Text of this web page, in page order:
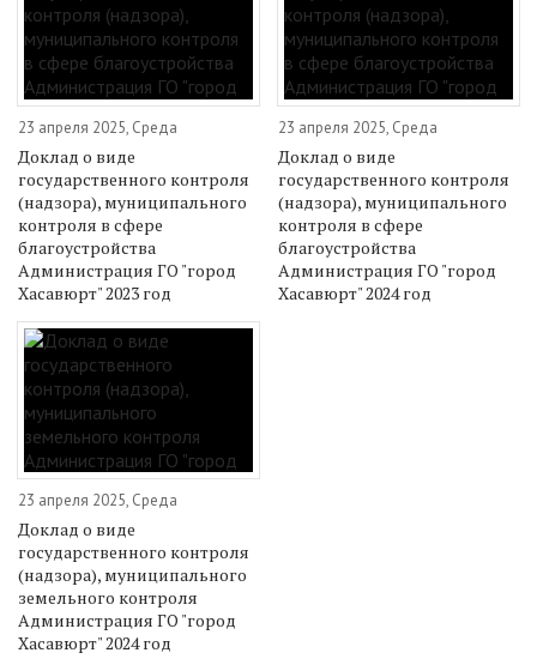
23 апреля 2025, Среда
Доклад о виде
государственного контроля
(надзора), муниципального
контроля в сфере
благоустройства
Администрация ГО "город
Хасавюрт" 2023 год
23 апреля 2025, Среда
Доклад о виде
государственного контроля
(надзора), муниципального
контроля в сфере
благоустройства
Администрация ГО "город
Хасавюрт" 2024 год
23 апреля 2025, Среда
Доклад о виде
государственного контроля
(надзора), муниципального
земельного контроля
Администрация ГО "город
Хасавюрт" 2024 год